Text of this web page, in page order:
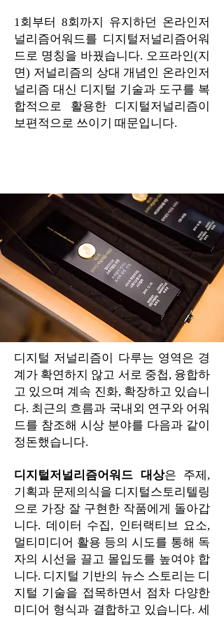
1회부터 8회까지 유지하던 온라인저
널리즘어워드를 디지털저널리즘어워
드로 명칭을 바꿨습니다. 오프라인(지
면) 저널리즘의 상대 개념인 온라인저
널리즘 대신 디지털 기술과 도구를 복
합적으로 활용한 디지털저널리즘이
보편적으로 쓰이기 때문입니다.
디지털 저널리즘이 다루는 영역은 경
계가 확연하지 않고 서로 중첩, 융합하
고 있으며 계속 진화, 확장하고 있습니
다. 최근의 흐름과 국내외 연구와 어워
드를 참조해 시상 분야를 다음과 같이
정돈했습니다.
디지털저널리즘어워드 대상은 주제,
기획과 문제의식을 디지털스토리텔링
으로 가장 잘 구현한 작품에게 돌아갑
니다. 데이터 수집, 인터랙티브 요소,
멀티미디어 활용 등의 시도를 통해 독
자의 시선을 끌고 몰입도를 높여야 합
니다. 디지털 기반의 뉴스 스토리는 디
지털 기술을 접목하면서 점차 다양한
미디어 형식과 결합하고 있습니다. 세